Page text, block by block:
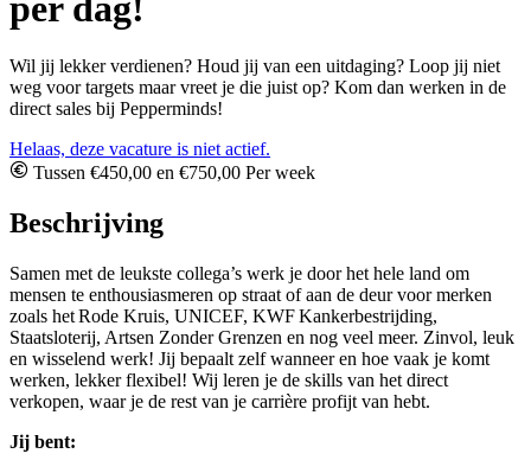
Wil jij lekker verdienen? Houd jij van een uitdaging? Loop jij niet
weg voor targets maar vreet je die juist op? Kom dan werken in de
direct sales bij Pepperminds!
Helaas, deze vacature is niet actief.
Tussen €450,00 en €750,00 Per week
Beschrijving
Samen met de leukste collega’s werk je door het hele land om
mensen te enthousiasmeren op straat of aan de deur voor merken
zoals het Rode Kruis, UNICEF, KWF Kankerbestrijding,
Staatsloterij, Artsen Zonder Grenzen en nog veel meer. Zinvol, leuk
en wisselend werk! Jij bepaalt zelf wanneer en hoe vaak je komt
werken, lekker flexibel! Wij leren je de skills van het direct
verkopen, waar je de rest van je carrière profijt van hebt.
Jij bent: